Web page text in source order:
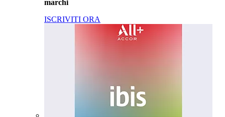
marchi
ISCRIVITI ORA